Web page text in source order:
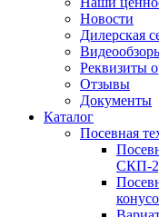
Новости
Дилерская
Реквизиты
Отзывы
Документы
Каталог
Посевная
СКП-